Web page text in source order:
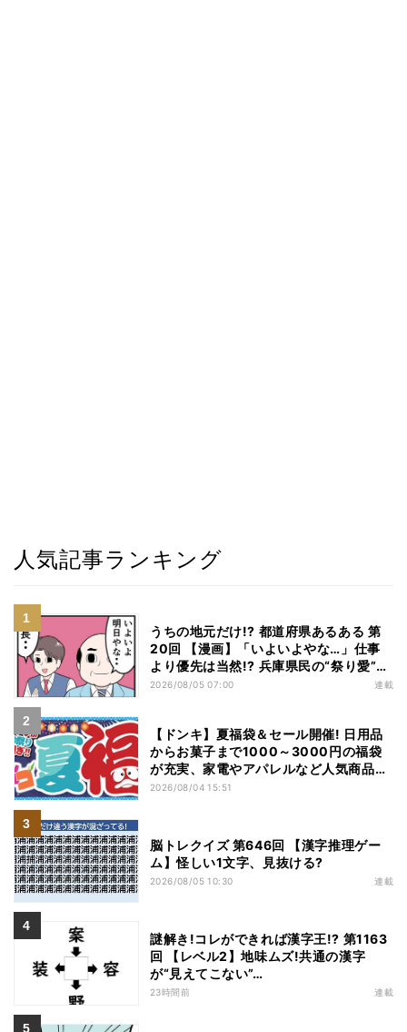
人気記事ランキング
うちの地元だけ!? 都道府県あるある 第
20回 【漫画】「いよいよやな…」仕事
より優先は当然!? 兵庫県民の“祭り愛”が
熱すぎた
2026/08/05 07:00 連載
【ドンキ】夏福袋＆セール開催! 日用品
からお菓子まで1000～3000円の福袋
が充実、家電やアパレルなど人気商品も
特価
2026/08/04 15:51
脳トレクイズ 第646回 【漢字推理ゲー
ム】怪しい1文字、見抜ける?
2026/08/05 10:30 連載
謎解き!コレができれば漢字王!? 第1163
回 【レベル2】地味ムズ!共通の漢字
が“見えてこない”…
23時間前 連載